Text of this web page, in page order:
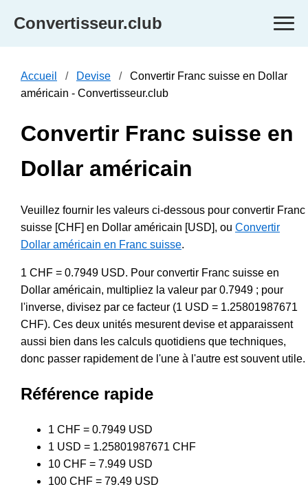
Convertisseur.club
Accueil Devise
Convertir Franc suisse en Dollar
américain - Convertisseur.club
Convertir Franc suisse en
Dollar américain
Veuillez fournir les valeurs ci-dessous pour convertir Franc
suisse [CHF] en Dollar américain [USD], ou Convertir
Dollar américain en Franc suisse.
1 CHF = 0.7949 USD. Pour convertir Franc suisse en
Dollar américain, multipliez la valeur par 0.7949 ; pour
l'inverse, divisez par ce facteur (1 USD = 1.25801987671
CHF). Ces deux unités mesurent devise et apparaissent
aussi bien dans les calculs quotidiens que techniques,
donc passer rapidement de l'une à l'autre est souvent utile.
Référence rapide
1 CHF = 0.7949 USD
1 USD = 1.25801987671 CHF
10 CHF = 7.949 USD
100 CHF = 79.49 USD